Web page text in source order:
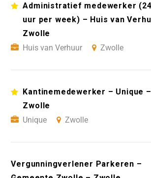
Administratief medewerker
uur per week) – Huis van
Zwolle
Huis van Verhuur
Zwolle
Kantinemedewerker – Unique –
Zwolle
Unique
Zwolle
Vergunningverlener Parkeren –